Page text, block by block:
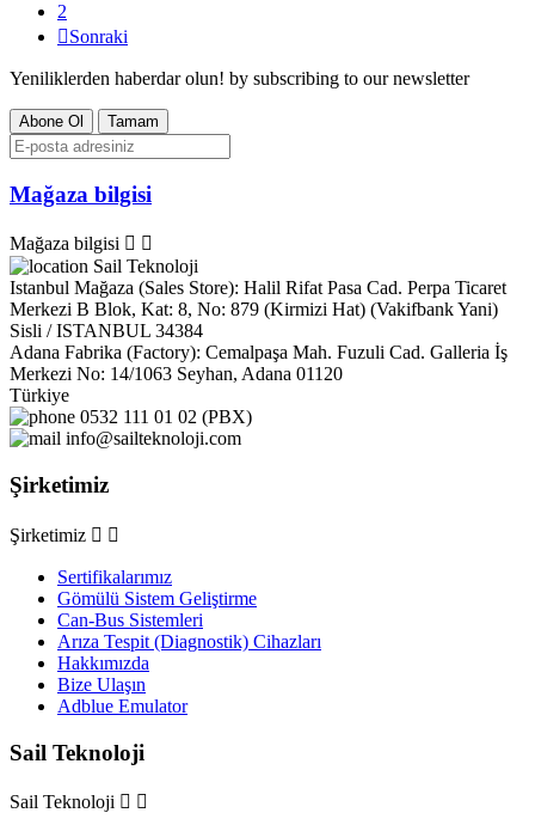
2
Sonraki
Yeniliklerden haberdar olun! by subscribing to our newsletter
Mağaza bilgisi
Mağaza bilgisi  
Sail Teknoloji
Istanbul Mağaza (Sales Store): Halil Rifat Pasa Cad. Perpa Ticaret
Merkezi B Blok, Kat: 8, No: 879 (Kirmizi Hat) (Vakifbank Yani)
Sisli / ISTANBUL 34384
Adana Fabrika (Factory): Cemalpaşa Mah. Fuzuli Cad. Galleria İş
Merkezi No: 14/1063 Seyhan, Adana 01120
Türkiye
0532 111 01 02 (PBX)
info@sailteknoloji.com
Şirketimiz
Şirketimiz  
Sertifikalarımız
Gömülü Sistem Geliştirme
Can-Bus Sistemleri
Arıza Tespit (Diagnostik) Cihazları
Hakkımızda
Bize Ulaşın
Adblue Emulator
Sail Teknoloji
Sail Teknoloji  